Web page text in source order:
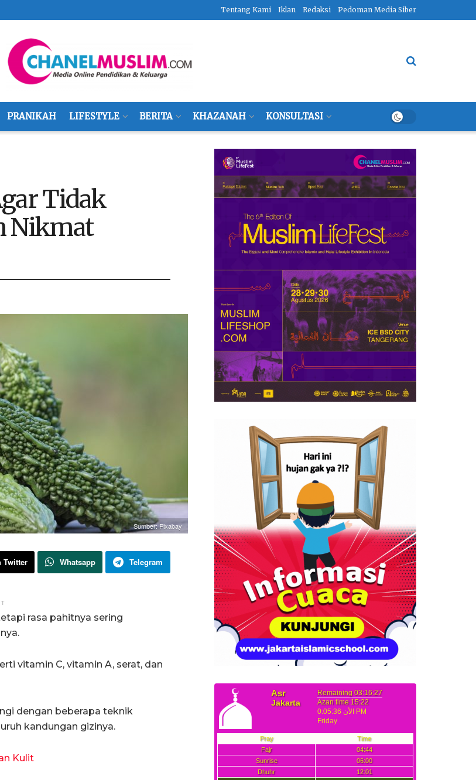
Tentang Kami Iklan Redaksi Pedoman Media Siber
PRANIKAH LIFESTYLE BERITA KHAZANAH KONSULTASI
Tidak
Nikmat
Sumber: Pixabay
Twitter Whatsapp Telegram
rasa pahitnya sering
vitamin C, vitamin A, serat, dan
dengan beberapa teknik
kandungan gizinya.
Kulit